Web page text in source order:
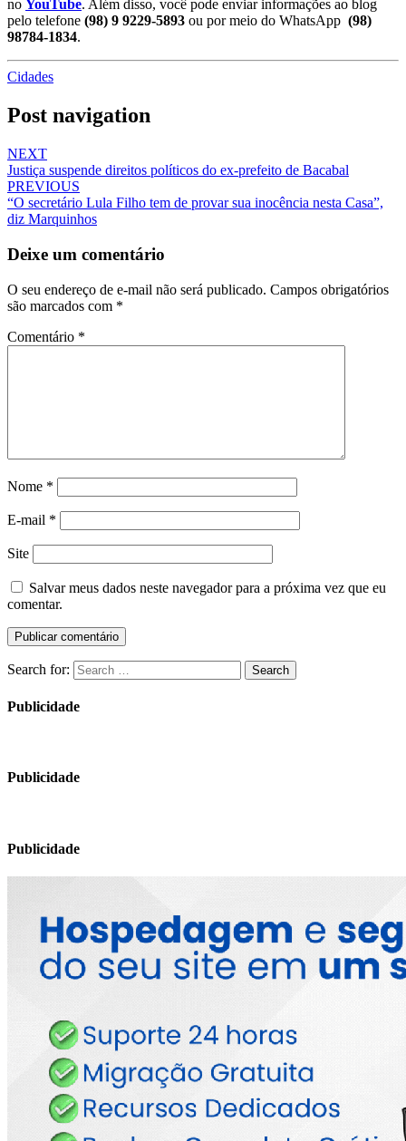
no YouTube. Além disso, você pode enviar informações ao blog
pelo telefone (98) 9 9229-5893 ou por meio do WhatsApp (98)
98784-1834.
Cidades
Post navigation
NEXT
Justiça suspende direitos políticos do ex-prefeito de Bacabal
PREVIOUS
“O secretário Lula Filho tem de provar sua inocência nesta Casa”,
diz Marquinhos
Deixe um comentário
O seu endereço de e-mail não será publicado. Campos obrigatórios
são marcados com *
Comentário *
Nome *
E-mail *
Site
Salvar meus dados neste navegador para a próxima vez que eu
comentar.
Search for: Search
Publicidade
Publicidade
Publicidade